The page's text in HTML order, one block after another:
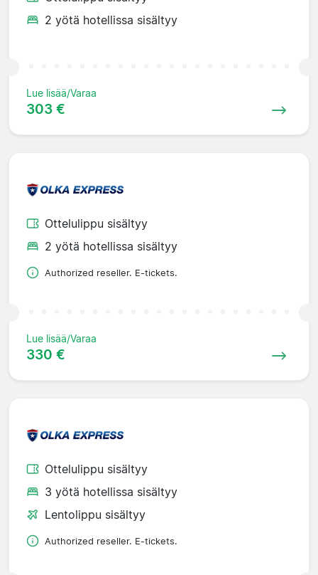
2 yötä hotellissa sisältyy
Lue lisää/Varaa
303 €
Ottelulippu sisältyy
2 yötä hotellissa sisältyy
Authorized reseller. E-tickets.
Lue lisää/Varaa
330 €
Ottelulippu sisältyy
3 yötä hotellissa sisältyy
Lentolippu sisältyy
Authorized reseller. E-tickets.